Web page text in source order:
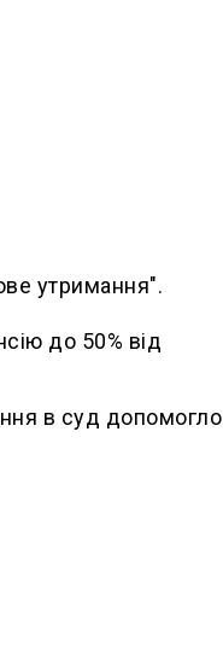
утримання".
до 50% від
в суд допомогло